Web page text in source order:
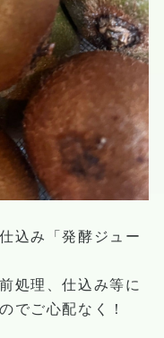
込み「発酵ジュー
処理、仕込み等に
でご心配なく！